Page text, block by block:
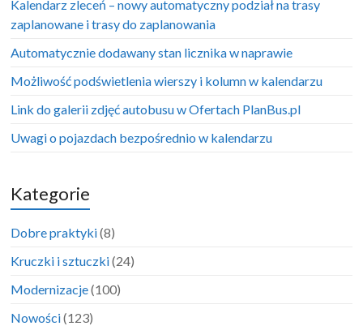
Kalendarz zleceń – nowy automatyczny podział na trasy
zaplanowane i trasy do zaplanowania
Automatycznie dodawany stan licznika w naprawie
Możliwość podświetlenia wierszy i kolumn w kalendarzu
Link do galerii zdjęć autobusu w Ofertach PlanBus.pl
Uwagi o pojazdach bezpośrednio w kalendarzu
Kategorie
Dobre praktyki(8)
Kruczki i sztuczki(24)
Modernizacje(100)
Nowości(123)